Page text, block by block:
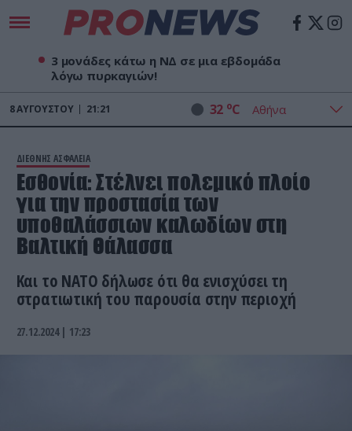
3 μονάδες κάτω η ΝΔ σε μια εβδομάδα
λόγω πυρκαγιών!
8ΑΥΓΟΎΣΤΟΥ 21:21 32 oC
ΔΙΕΘΝΗΣ ΑΣΦΑΛΕΙΑ
Εσθονία: Στέλνει πολεμικό πλοίο
για την προστασία των
υποθαλάσσιων καλωδίων στη
Βαλτική Θάλασσα
Και το ΝΑΤΟ δήλωσε ότι θα ενισχύσει τη
στρατιωτική του παρουσία στην περιοχή
27.12.2024 | 17:23